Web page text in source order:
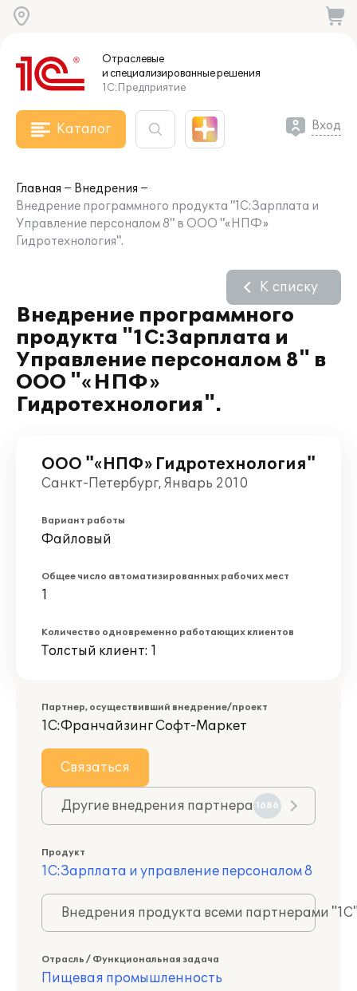
Отраслевые
и специализированныерешения
1С:Предприятие
Каталог Вход
Главная
Внедрения
Внедрение программного продукта "1С:Зарплата и
Управление персоналом 8" в ООО "«НПФ»
Гидротехнология".
Внедрение программного
продукта "1С:Зарплата и
Управление персоналом 8" в
ООО "«НПФ»
Гидротехнология".
К списку
ООО "«НПФ» Гидротехнология"
Санкт-Петербург, Январь 2010
Вариант работы
Файловый
Общее число автоматизированных рабочих мест
1
Количество одновременно работающих клиентов
Толстый клиент: 1
Партнер, осуществивший внедрение/проект
1С:Франчайзинг Софт-Маркет
Связаться
Другие внедрения партнера 1686
Продукт
1С:Зарплата и управление персоналом 8
Внедрения продукта всеми партнерами
Отрасль / Функциональная задача
Пищевая промышленность